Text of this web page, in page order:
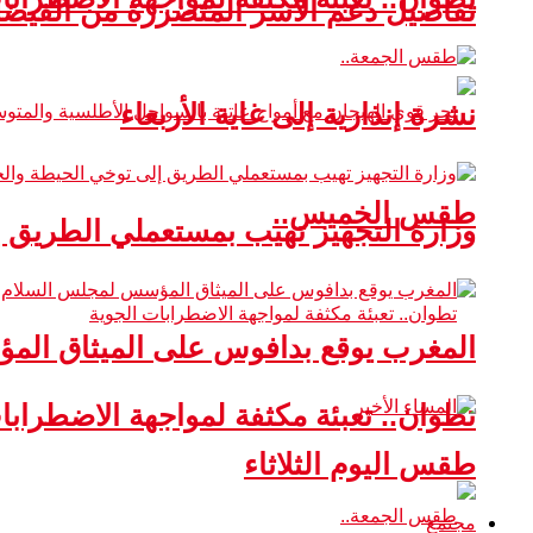
تفاصيل دعم الأسر المتضررة من
طقس الخميس..
تطوان.. تعبئة مكثفة لمواجهة
نشرة إنذارية إلى غاية الأربعاء
وزارة التجهيز تهيب بمستعملي
المغرب يوقع بدافوس على الميثاق
طقس اليوم الثلاثاء
مجتمع